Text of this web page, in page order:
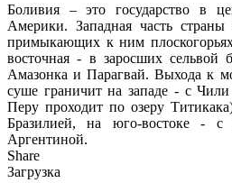
Боливия – это государство в
Америки. Западная часть
примыкающих к ним
восточная - в заросших сельвой
Амазонка и Парагвай. Выхода к
суше граничит на западе - с
Перу проходит по озеру
Бразилией, на юго-востоке -
Аргентиной.
Share
Загрузка